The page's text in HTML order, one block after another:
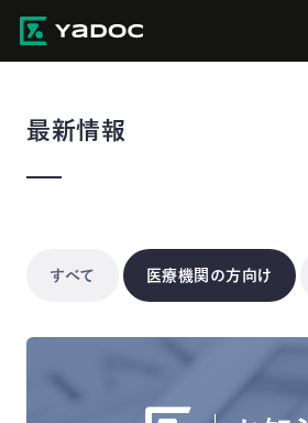
最新情報
すべて 医療機関の方向け